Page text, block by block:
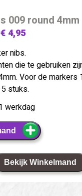
009 round 4mm
4,95
nibs.
die te gebruiken
Voor de markers
stuks.
werkdag
Bekijk Winkelmand